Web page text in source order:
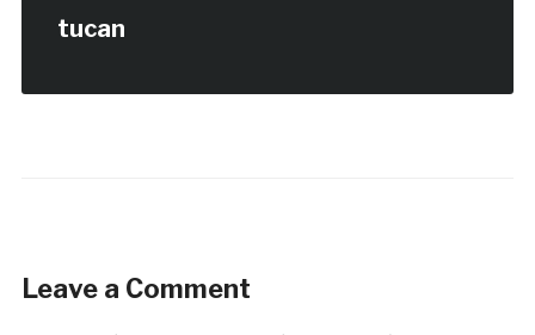
tucan
Leave a Comment